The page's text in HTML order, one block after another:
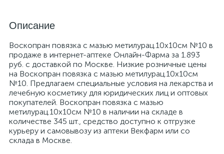
Описание
Воскопран повязка с мазью метилурац.10х10см №10 в
продаже в интернет-аптеке Онлайн-Фарма за 1.893
руб. с доставкой по Москве. Низкие розничные цены
на Воскопран повязка с мазью метилурац.10х10см
№10. Предлагаем специальные условия на лекарства и
лечебную косметику для юридических лиц и оптовых
покупателей. Воскопран повязка с мазью
метилурац.10х10см №10 в наличии на складе в
количестве 345 шт., средство доступно к отгрузке
курьеру и самовывозу из аптеки Векфарм или со
склада в Москве.